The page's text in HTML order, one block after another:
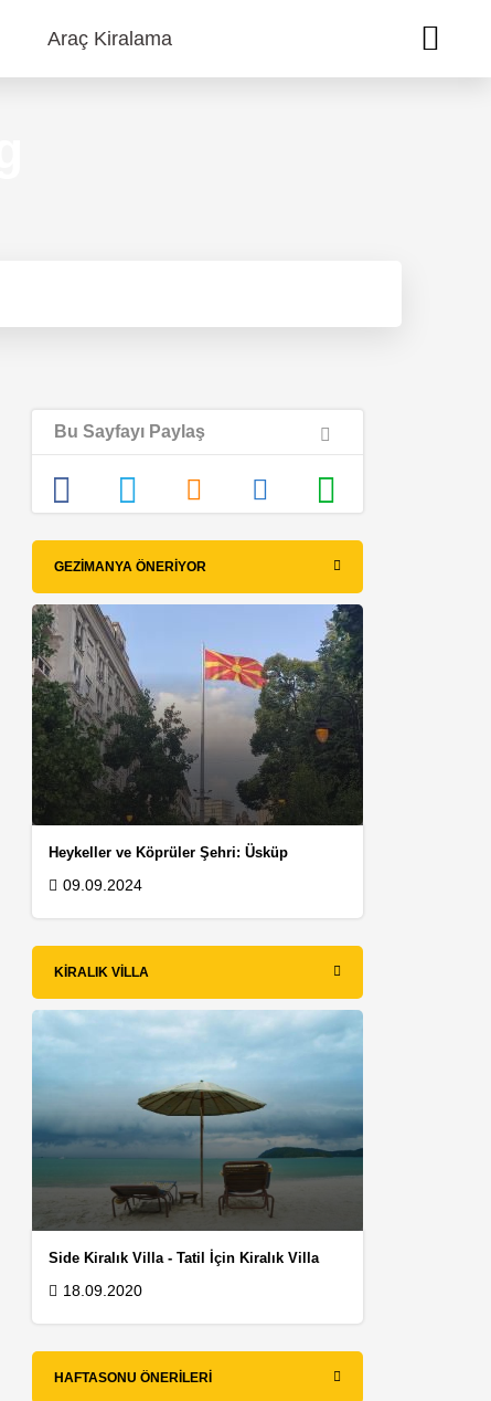
Araç Kiralama
Bu Sayfayı Paylaş
GEZIMANYA ÖNERIYOR
Heykeller ve Köprüler Şehri: Üsküp
09.09.2024
KIRALIK VILLA
Side Kiralık Villa - Tatil İçin Kiralık Villa
18.09.2020
HAFTASONU ÖNERILERI